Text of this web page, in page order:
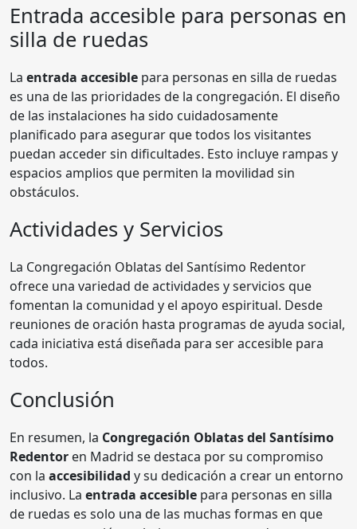
Entrada accesible para personas en
silla de ruedas
La entrada accesible para personas en silla de ruedas
es una de las prioridades de la congregación. El diseño
de las instalaciones ha sido cuidadosamente
planificado para asegurar que todos los visitantes
puedan acceder sin dificultades. Esto incluye rampas y
espacios amplios que permiten la movilidad sin
obstáculos.
Actividades y Servicios
La Congregación Oblatas del Santísimo Redentor
ofrece una variedad de actividades y servicios que
fomentan la comunidad y el apoyo espiritual. Desde
reuniones de oración hasta programas de ayuda social,
cada iniciativa está diseñada para ser accesible para
todos.
Conclusión
En resumen, la Congregación Oblatas del Santísimo
Redentor en Madrid se destaca por su compromiso
con la accesibilidad y su dedicación a crear un entorno
inclusivo. La entrada accesible para personas en silla
de ruedas es solo una de las muchas formas en que